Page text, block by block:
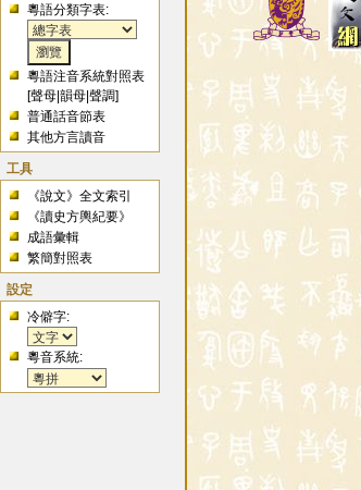
粵語分類字表:
粵語注音系統對照表
[聲母 |韻母 |聲調]
普通話音節表
其他方言讀音
工具
《說文》全文索引
《讀史方輿紀要》
成語彙輯
繁簡對照表
設定
冷僻字:
粵音系統: